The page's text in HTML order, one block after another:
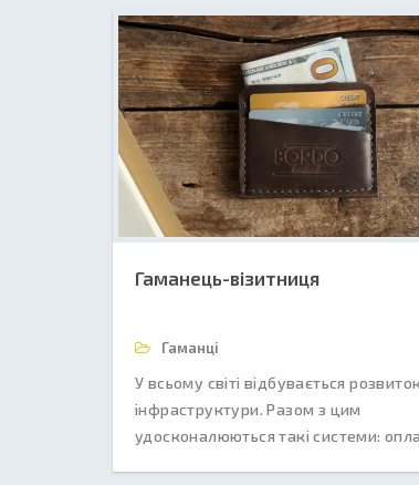
Гаманець-візитниця
Гаманці
У всьому світі відбувається
інфраструктури. Разом з цим
удосконалюються такі системи: